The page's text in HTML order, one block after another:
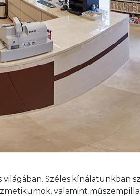
Széles kínálatunkban
valamint